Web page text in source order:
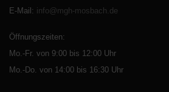
E-Mail : info@mgh-mosbach.de
Öffnungszeiten:
Mo.-Fr. von 9:00 bis 12:00 Uhr
Mo.-Do. von 14:00 bis 16:30 Uhr